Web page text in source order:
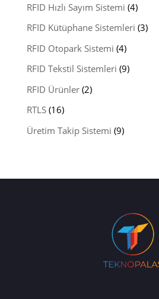
RFID Hızlı Sayım Sistemi (4)
RFID Kütüphane Sistemleri (3)
RFID Otopark Sistemi (4)
RFID Tekstil Sistemleri (9)
RFID Ürünler(2)
RTLS(16)
Üretim Takip Sistemi (9)